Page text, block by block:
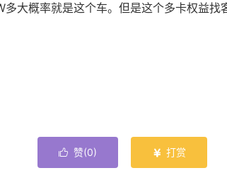
多大概率就是这个车。但是这个多卡权益
 赞(0)  打赏